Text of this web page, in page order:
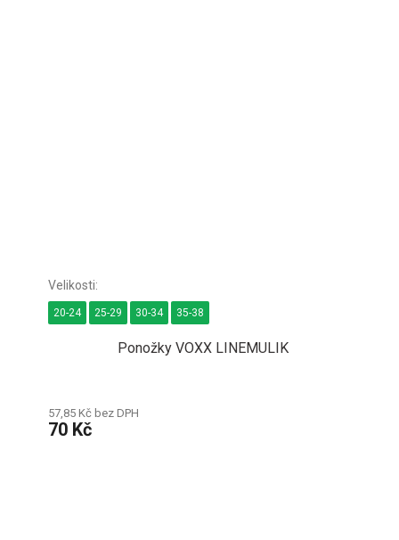
Ponožky VOXX LINEMULIK
57,85 Kč bez DPH
70 Kč
20-24 25-29 30-34 35-38